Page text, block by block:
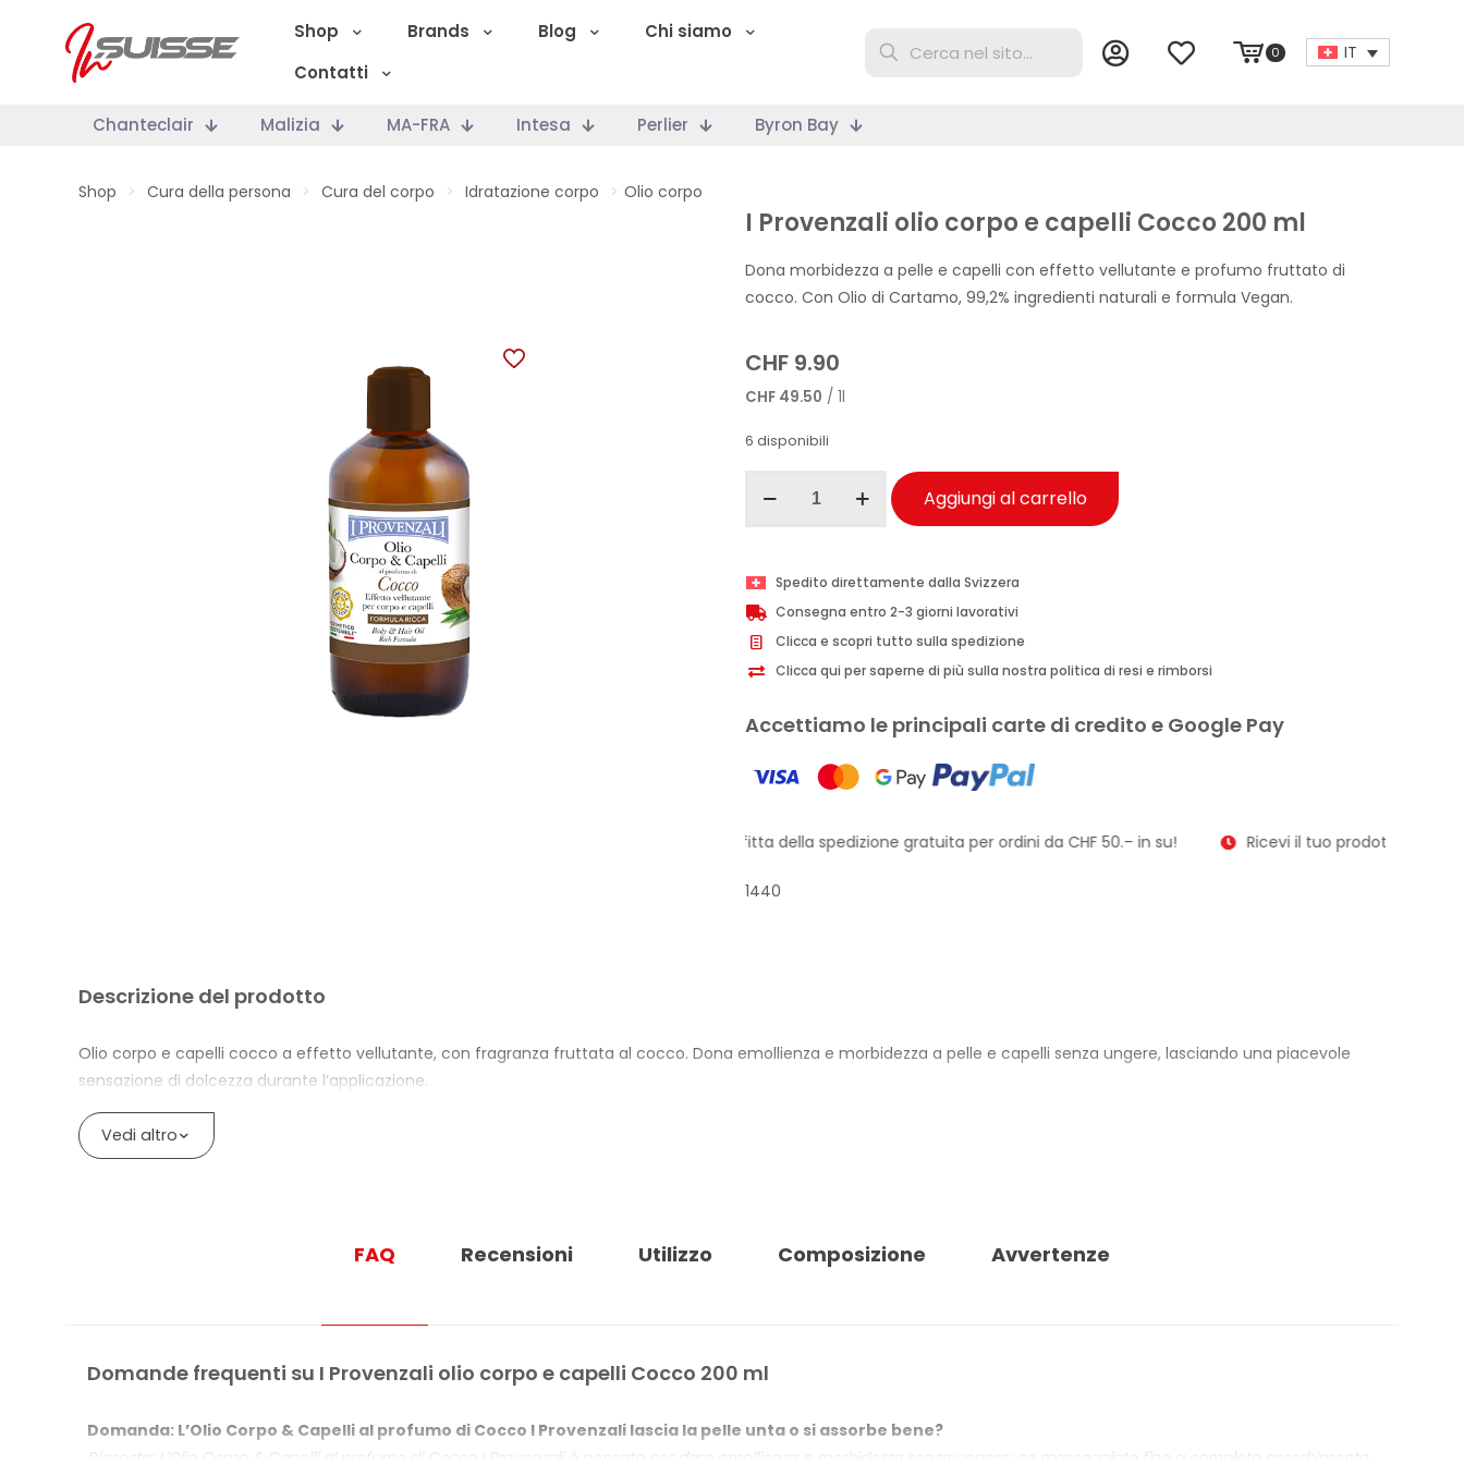
Shop Brands Blog
Chi siamo
Contatti
0 IT
Chanteclair Malizia MA-FRA Intesa Perlier Byron Bay
Shop > Cura della persona > Cura del corpo > Idratazione corpo > Olio corpo
I Provenzali olio corpo e capelli Cocco 200 ml
Dona morbidezza a pelle e capelli con effetto vellutante e profumo fruttato di
cocco. Con Olio di Cartamo, 99,2% ingredienti naturali e formula Vegan.
CHF 9.90
CHF 49.50 / 1l
6 disponibili
Provenzali
e
capelli
Cocco
200
quantità
Aggiungi al carrello
Spedito direttamente dalla Svizzera
Consegna entro 2-3 giorni lavorativi
Clicca e scopri tutto sulla spedizione
Clicca qui per saperne di più sulla nostra politica di resi e rimborsi
Accettiamo le principali carte di credito e Google Pay
Approfitta della spedizione gratuita per ordini da CHF 50.– in su! Ricevi il tuo prodotto in soli
1440
Descrizione del prodotto
Olio corpo e capelli cocco a effetto vellutante, con fragranza fruttata al cocco. Dona emollienza e morbidezza a pelle e capelli senza ungere, lasciando una piacevole
sensazione di dolcezza durante l’applicazione.
La formula contiene Olio di Cartamo, Olio di Girasole ed estratti di Melograno, Limone e Mandarino da filiera controllata a Zero Impatto Alimentare. Sul corpo aiuta a
mantenere la pelle morbida; sui capelli può essere usato come impacco pre-shampoo o sulle punte prima della piega.
Il flacone è in vetro 100% riciclabile e il tappo è in plastica 100% riciclabile.
Con Olio di Cartamo, Olio di Girasole, Melograno, Limone e Mandarino
Vedi altro
FAQ Recensioni Utilizzo Composizione Avvertenze
Domande frequenti su I Provenzali olio corpo e capelli Cocco 200 ml
Domanda: L’Olio Corpo & Capelli al profumo di Cocco I Provenzali lascia la pelle unta o si assorbe bene?
Risposta: L’Olio Corpo & Capelli al profumo di Cocco I Provenzali è pensato per dare emollienza e morbidezza senza ungere; se massaggiato fino a completo assorbimento,